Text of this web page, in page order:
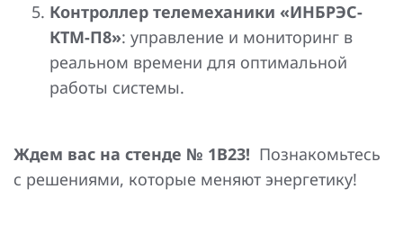
Контроллер телемеханики «ИНБРЭС-
КТМ-П8»: управление и мониторинг в
реальном времени для оптимальной
работы системы.
Ждем вас на стенде № 1В23! Познакомьтесь
с решениями, которые меняют энергетику!